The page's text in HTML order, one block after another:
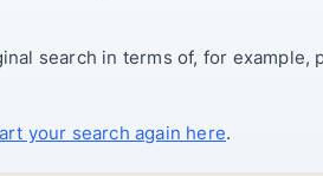
search in terms of, for
your search again here.